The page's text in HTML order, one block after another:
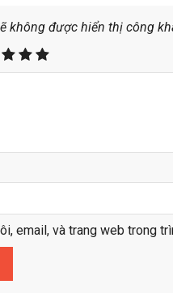
không được hiển thị công
email, và trang web trong